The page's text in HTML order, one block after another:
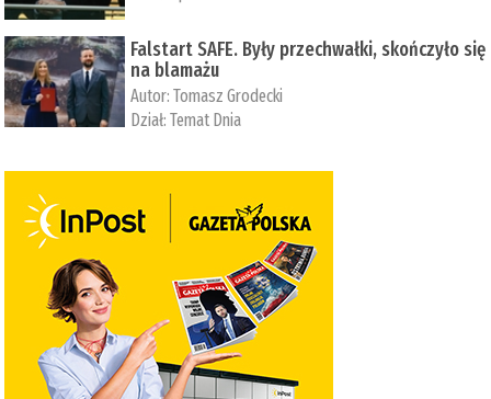
Falstart SAFE. Były przechwałki, skończyło się
na blamażu
Autor:Tomasz Grodecki
Dział:Temat Dnia